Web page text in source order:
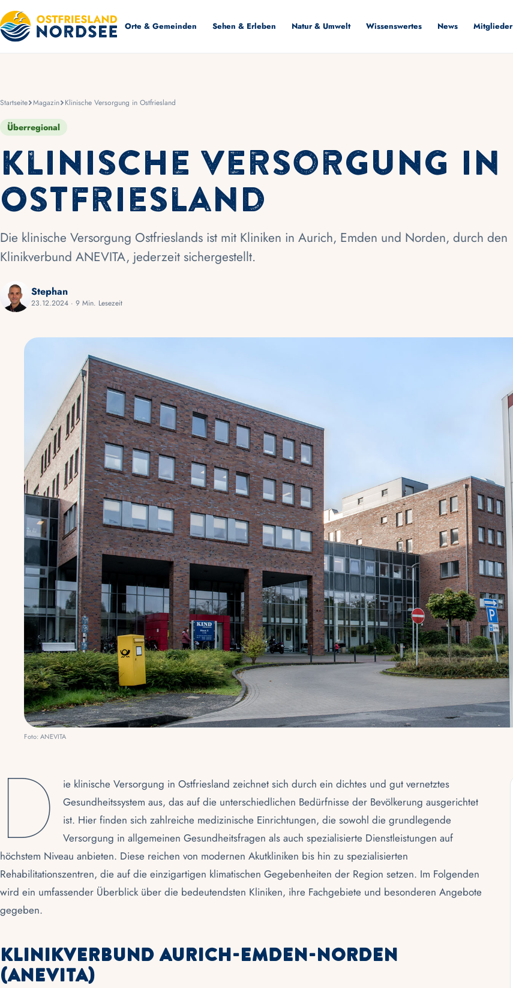
Orte & Gemeinden Sehen & Erleben Natur & Umwelt Wissenswertes News Mitglieder
Startseite Magazin Klinische Versorgung in Ostfriesland
Überregional
Klinische Versorgung in
Ostfriesland
Die klinische Versorgung Ostfrieslands ist mit Kliniken in Aurich, Emden und Norden, durch den
Klinikverbund ANEVITA, jederzeit sichergestellt.
Stephan
23.12.2024 · 9 Min. Lesezeit
Foto: ANEVITA
D
ie klinische Versorgung in Ostfriesland zeichnet sich durch ein dichtes und gut vernetztes
Gesundheitssystem aus, das auf die unterschiedlichen Bedürfnisse der Bevölkerung ausgerichtet
ist. Hier finden sich zahlreiche medizinische Einrichtungen, die sowohl die grundlegende
Versorgung in allgemeinen Gesundheitsfragen als auch spezialisierte Dienstleistungen auf
höchstem Niveau anbieten. Diese reichen von modernen Akutkliniken bis hin zu spezialisierten
Rehabilitationszentren, die auf die einzigartigen klimatischen Gegebenheiten der Region setzen. Im Folgenden
wird ein umfassender Überblick über die bedeutendsten Kliniken, ihre Fachgebiete und besonderen Angebote
gegeben.
Klinikverbund Aurich-Emden-Norden
(ANEVITA)